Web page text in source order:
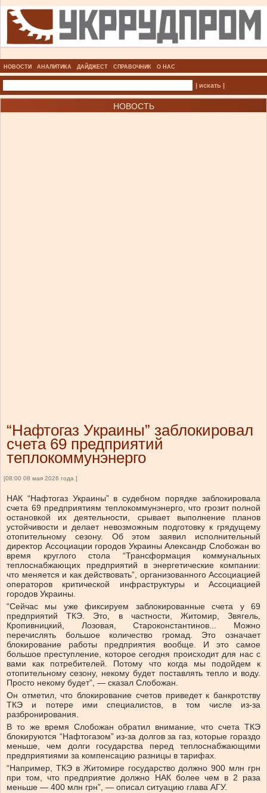
НОВОСТИ АНАЛИТИКА ДАЙДЖЕСТ СПРАВОЧНИК О НАС
| искать |
НОВОСТЬ
“Нафтогаз Украины” заблокировал
счета 69 предприятий
теплокоммунэнерго
[08:00 08 мая 2026 года ]
НАК “Нафтогаз Украины” в судебном порядке заблокировала
счета 69 предприятиям теплокоммунэнерго, что грозит полной
остановкой их деятельности, срывает выполнение планов
устойчивости и делает невозможным подготовку к грядущему
отопительному сезону. Об этом заявил исполнительный
директор Ассоциации городов Украины Александр Слобожан во
время круглого стола “Трансформация коммунальных
теплоснабжающих предприятий в энергетические компании:
что меняется и как действовать”, организованного Ассоциацией
операторов критической инфраструктуры и Ассоциацией
городов Украины.
“Сейчас мы уже фиксируем заблокированные счета у 69
предприятий ТКЭ. Это, в частности, Житомир, Звягель,
Кропивницкий, Лозовая, Староконстантинов... Можно
перечислять большое количество громад. Это означает
блокирование работы предприятия вообще. И это самое
большое преступление, которое сегодня происходит для нас с
вами как потребителей. Потому что когда мы подойдем к
отопительному сезону, некому будет поставлять тепло и воду.
Просто некому будет”, — сказал Слобожан.
Он отметил, что блокирование счетов приведет к банкротству
ТКЭ и потере ими специалистов, в том числе из-за
разбронирования.
В то же время Слобожан обратил внимание, что счета ТКЭ
блокируются “Нафтогазом” из-за долгов за газ, которые гораздо
меньше, чем долги государства перед теплоснабжающими
предприятиями за компенсацию разницы в тарифах.
“Например, ТКЭ в Житомире государство должно 900 млн грн
при том, что предприятие должно НАК более чем в 2 раза
меньше — 400 млн грн”, — описал ситуацию глава АГУ.